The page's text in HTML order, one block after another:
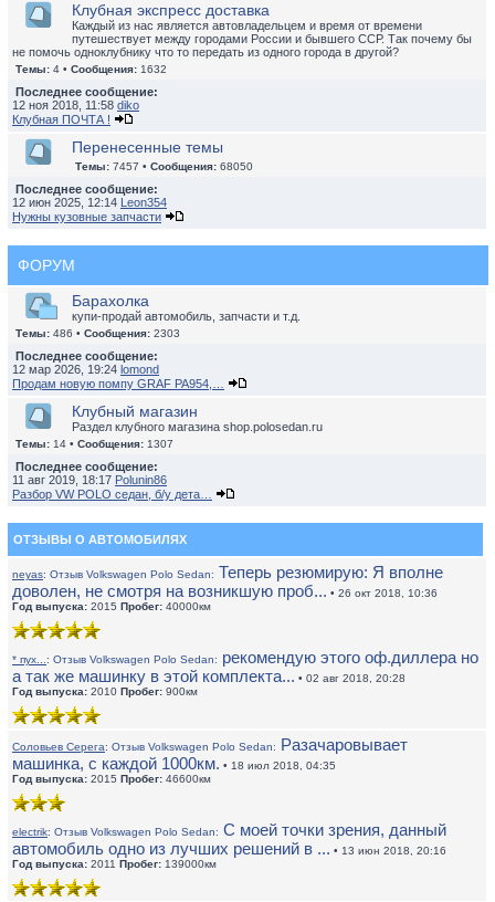
Клубная экспресс доставка
Каждый из нас является автовладельцем и время от времени
путешествует между городами России и бывшего ССР. Так почему бы
не помочь одноклубнику что то передать из одного города в другой?
Темы: 4 • Сообщения: 1632
Последнее сообщение:
12 ноя 2018, 11:58 diko
Клубная ПОЧТА !
Перенесенные темы
Темы: 7457 • Сообщения: 68050
Последнее сообщение:
12 июн 2025, 12:14 Leon354
Нужны кузовные запчасти
ФОРУМ
Барахолка
купи-продай автомобиль, запчасти и т.д.
Темы: 486 • Сообщения: 2303
Последнее сообщение:
12 мар 2026, 19:24 lomond
Продам новую помпу GRAF PA954,…
Клубный магазин
Раздел клубного магазина shop.polosedan.ru
Темы: 14 • Сообщения: 1307
Последнее сообщение:
11 авг 2019, 18:17 Polunin86
Разбор VW POLO седан, б/у дета…
ОТЗЫВЫ О АВТОМОБИЛЯХ
neyas: Отзыв Volkswagen Polo Sedan: Теперь резюмирую: Я вполне
доволен, не смотря на возникшую проб... • 26 окт 2018, 10:36
Год выпуска: 2015 Пробег: 40000км
* пух... : Отзыв Volkswagen Polo Sedan: рекомендую этого оф.диллера но
а так же машинку в этой комплекта... • 02 авг 2018, 20:28
Год выпуска: 2010 Пробег: 900км
Соловьев Серега: Отзыв Volkswagen Polo Sedan: Разачаровывает
машинка, с каждой 1000км. • 18 июл 2018, 04:35
Год выпуска: 2015 Пробег: 46600км
electrik: Отзыв Volkswagen Polo Sedan: С моей точки зрения, данный
автомобиль одно из лучших решений в ... • 13 июн 2018, 20:16
Год выпуска: 2011 Пробег: 139000км